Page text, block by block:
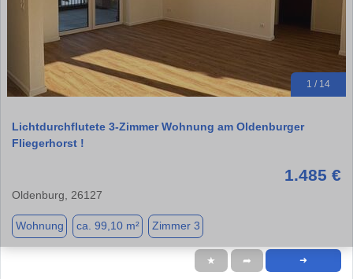
1 / 14
Lichtdurchflutete 3-Zimmer Wohnung am Oldenburger
Fliegerhorst !
1.485 €
Oldenburg, 26127
Wohnung ca. 99,10 m² Zimmer 3
★ ➦ ➜